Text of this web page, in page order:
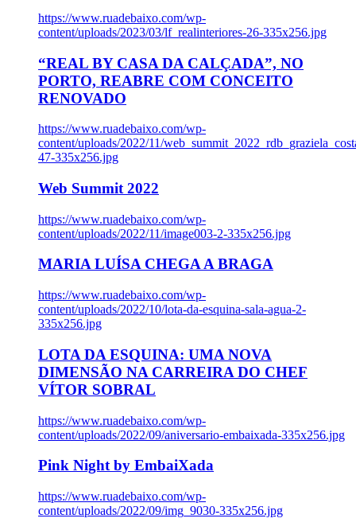
https://www.ruadebaixo.com/wp-
content/uploads/2023/03/lf_realinteriores-26-335x256.jpg
“REAL BY CASA DA CALÇADA”, NO
PORTO, REABRE COM CONCEITO
RENOVADO
https://www.ruadebaixo.com/wp-
content/uploads/2022/11/
47-335x256.jpg
Web Summit 2022
https://www.ruadebaixo.com/wp-
content/uploads/2022/11/image003-2-335x256.jpg
MARIA LUÍSA CHEGA A BRAGA
https://www.ruadebaixo.com/wp-
content/uploads/2022/10/lota-da-esquina-sala-agua-2-
335x256.jpg
LOTA DA ESQUINA: UMA NOVA
DIMENSÃO NA CARREIRA DO CHEF
VÍTOR SOBRAL
https://www.ruadebaixo.com/wp-
content/uploads/2022/09/aniversario-embaixada-335x256.jpg
Pink Night by EmbaiXada
https://www.ruadebaixo.com/wp-
content/uploads/2022/09/img_9030-335x256.jpg